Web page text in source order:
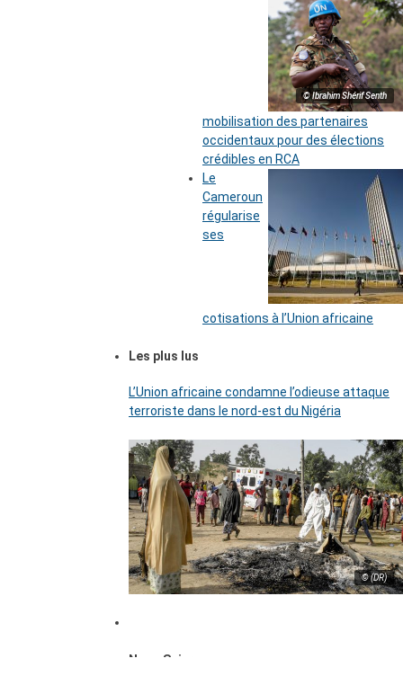
© Ibrahim Shérif Senth
mobilisation des partenaires
occidentaux pour des élections
crédibles en RCA
Le
Cameroun
régularise
ses
cotisations à l’Union africaine
Les plus lus
L’Union africaine condamne l’odieuse attaque
terroriste dans le nord-est du Nigéria
© (DR)
Nous Suivre